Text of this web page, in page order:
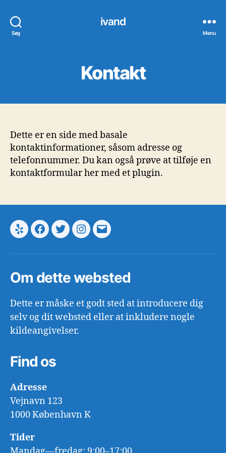
Søg
ivand
Menu
Kontakt
Dette er en side med basale
kontaktinformationer, såsom adresse og
telefonnummer. Du kan også prøve at tilføje en
kontaktformular her med et plugin.
Yelp Facebook
TwitterInstagram
E-
Om dette websted
Dette er måske et godt sted at introducere dig
selv og dit websted eller at inkludere nogle
kildeangivelser.
Find os
Adresse
Vejnavn 123
1000 København K
Tider